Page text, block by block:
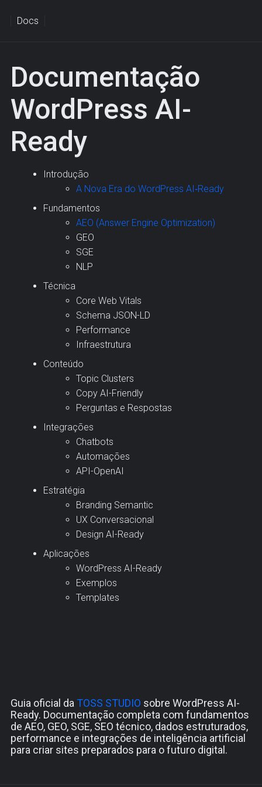
Docs
Documentação
WordPress AI-
Ready
Introdução
A Nova Era do WordPress AI‑Ready
Fundamentos
AEO (Answer Engine Optimization)
GEO
SGE
NLP
Técnica
Core Web Vitals
Schema JSON-LD
Performance
Infraestrutura
Conteúdo
Topic Clusters
Copy AI-Friendly
Perguntas e Respostas
Integrações
Chatbots
Automações
API-OpenAI
Estratégia
Branding Semantic
UX Conversacional
Design AI-Ready
Aplicações
WordPress AI-Ready
Exemplos
Templates
Guia oficial da TOSS STUDIO sobre WordPress AI-
Ready. Documentação completa com fundamentos
de AEO, GEO, SGE, SEO técnico, dados estruturados,
performance e integrações de inteligência artificial
para criar sites preparados para o futuro digital.